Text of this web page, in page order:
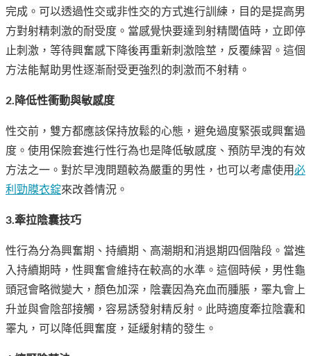
完成。可以透過性交或非性交的方式進行訓練，目的是提高男
方對射精刺激的耐受度。當感覺快要達到射精閾值時，立即停
止刺激，等待興奮感下降後再重新刺激陰莖，反覆練習。這個
方法能幫助男性逐漸耐受更強烈的刺激而不射精。
2.降低性衝動與敏感度
性交前，雙方都應該保持放鬆的心態，避免過度緊張或興奮過
度。使用保險套進行性行為也是降低敏感度、預防早洩的有效
方法之一。對於早洩問題較為嚴重的男性，也可以考慮使用必
利勁膜衣錠來改善情況。
3.牽拉陰囊技巧
性行為分為興奮期、持續期、高潮期和消退期四個階段。當進
入持續期時，性興奮會維持在較高的水準。這個時候，男性龜
頭冠會略微變大，顏色加深，陰囊因為充血而腫脹，睪丸會上
升並與會陰部接觸，容易誘發射精反射。此時適度牽拉陰囊和
睪丸，可以降低興奮度，延緩射精的發生。